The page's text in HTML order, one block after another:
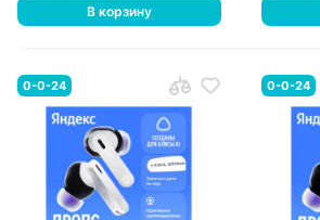
В корзину
0-0-24 0-0-24